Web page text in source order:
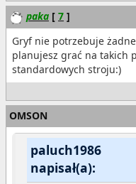
paka [ 7 ]
Gryf nie potrzebuje
planujesz grać na takich
standardowych stroju:)
OMSON
paluch1986
napisał(a):